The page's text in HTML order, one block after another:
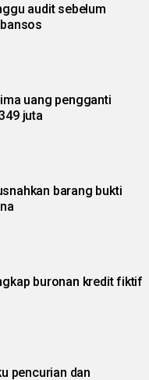
audit sebelum
uang pengganti
juta
barang bukti
buronan kredit fiktif
pencurian dan